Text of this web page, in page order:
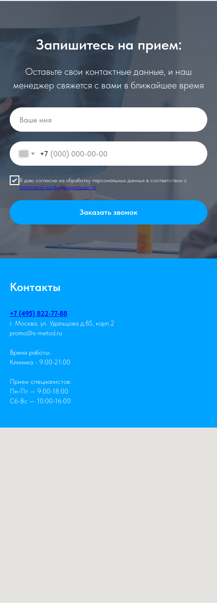
Запишитесь на прием:
Оставьте свои контактные данные, и наш
менеджер свяжется с вами в ближайшее время
+7
Я даю согласие на обработку персональных данных в соответствии с
политикой конфиденциальности
Заказать звонок
Контакты
+7 (495) 822-77-88
г. Москва, ул. Удальцова д.85, корп.2
promo@s-metod.ru
Время работы:
Клиника - 9:00-21:00
Прием специалистов:
Пн-Пт — 9:00-18:00
Сб-Вс — 10:00-16:00